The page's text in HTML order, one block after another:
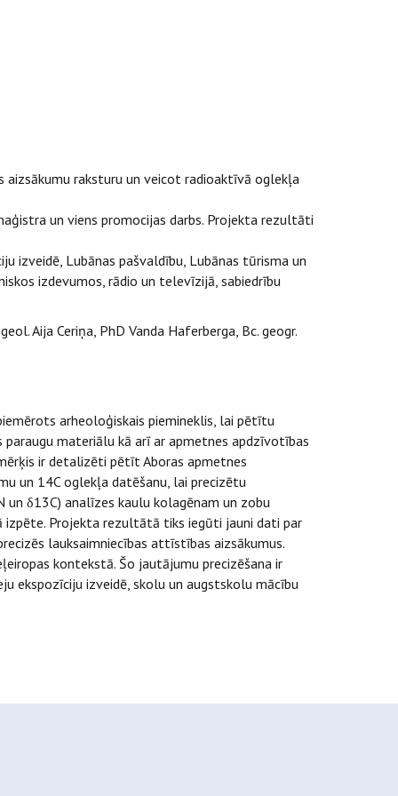
raksturu un veicot radioaktīvā oglekļa
un viens promocijas darbs. Projekta rezultāti
izveidē, Lubānas pašvaldību, Lubānas tūrisma un
izdevumos, rādio un televīzijā, sabiedrību
Aija Ceriņa, PhD Vanda Haferberga, Bc. geogr.
arheoloģiskais piemineklis, lai pētītu
materiālu kā arī ar apmetnes apdzīvotības
ir detalizēti pētīt Aboras apmetnes
un 14C oglekļa datēšanu, lai precizētu
δ13C) analīzes kaulu kolagēnam un zobu
izpēte. Projekta rezultātā tiks iegūti jauni dati par
lauksaimniecības attīstības aizsākumus.
kontekstā. Šo jautājumu precizēšana ir
ekspozīciju izveidē, skolu un augstskolu mācību